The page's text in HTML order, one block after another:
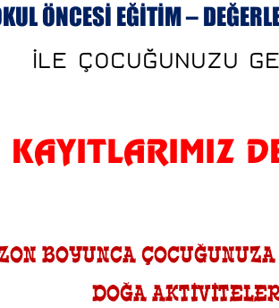
ÖNCESİ EĞİTİM –
İLE ÇOCUĞUNUZU
KAYITLARIMIZ
BOYUNCA
DOĞA